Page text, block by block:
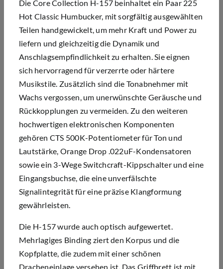
Die Core Collection H-157 beinhaltet ein Paar 225
Hot Classic Humbucker, mit sorgfältig ausgewählten
Teilen handgewickelt, um mehr Kraft und Power zu
liefern und gleichzeitig die Dynamik und
Anschlagsempfindlichkeit zu erhalten. Sie eignen
sich hervorragend für verzerrte oder härtere
Musikstile. Zusätzlich sind die Tonabnehmer mit
Wachs vergossen, um unerwünschte Geräusche und
Rückkopplungen zu vermeiden. Zu den weiteren
hochwertigen elektronischen Komponenten
gehören CTS 500K-Potentiometer für Ton und
Lautstärke, Orange Drop .022uF-Kondensatoren
sowie ein 3-Wege Switchcraft-Kippschalter und eine
Eingangsbuchse, die eine unverfälschte
Signalintegrität für eine präzise Klangformung
gewährleisten.
Die H-157 wurde auch optisch aufgewertet.
Mehrlagiges Binding ziert den Korpus und die
Kopfplatte, die zudem mit einer schönen
Dracheneinlage versehen ist. Das Griffbrett ist mit